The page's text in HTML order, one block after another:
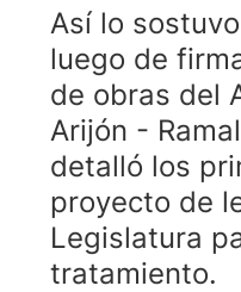
Así lo
luego de
de obras del
Arijón -
detalló los
proyecto de
Legislatura
tratamiento.